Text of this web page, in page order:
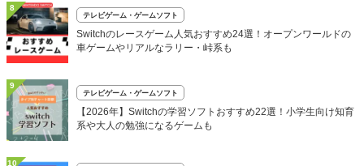
8
テレビゲーム・ゲームソフト
Switchのレースゲーム人気おすすめ24選！オープンワールドの
車ゲームやリアルなラリー・峠系も
9
テレビゲーム・ゲームソフト
【2026年】Switchの学習ソフトおすすめ22選！小学生向け知育
系や大人の勉強になるゲームも
10